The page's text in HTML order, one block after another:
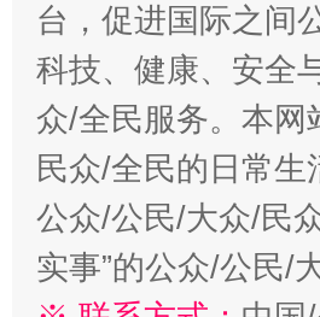
台，促进国际之间
科技、健康、安全
众/全民服务。本网
民众/全民的日常
公众/公民/大众/民
实事”的公众/公民/